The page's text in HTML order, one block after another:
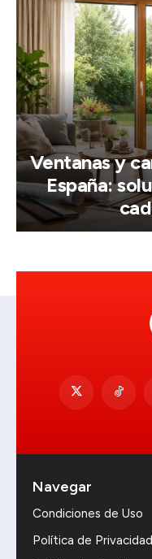
Ventanas y
España:
Navegar
Condiciones de Uso
Política de Privacidad